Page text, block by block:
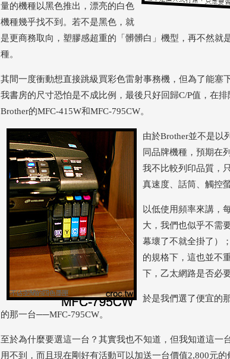
量的機種以黑色推出，漂亮的白色
機種幾乎找不到。若不是黑色，就
是更商務取向，塑膠感超重的「髒髒白」機型，再不然就
種。
其間一度衝動想直接跳級買彩色雷射事務機，但為了能塞
我書房的尺寸恐怕是不成比例，最後只好回歸C/P值，在
Brother的MFC-415W和MFC-795CW。
由於Brother並不是以
同品牌機種，預期在
我不比較列印品質，
真速度、話筒、觸控
以低使用頻率來講，
大，我們也似乎不需
幕壞了不就全掛了）
的規格下，這也並不
下，乙太網路是否必
於是我們選了便宜的
的那一台──MFC-795CW。
至於為什麼要選這一台？其實我也不知道，但我知道這一
用不到，而且現在剛好有活動可以加送一台價值2,800元